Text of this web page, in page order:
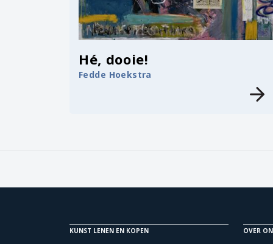
Hé, dooie!
Fedde Hoekstra
KUNST LENEN EN KOPEN OVER